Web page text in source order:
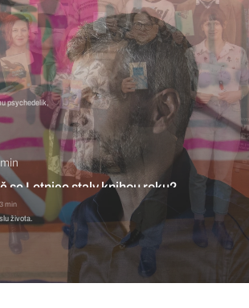
psychedelik,
min
se Letnice staly knihou roku?
3 min
života.